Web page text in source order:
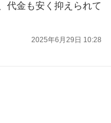
代金も安く抑えられて
2025年6月29日 10:28